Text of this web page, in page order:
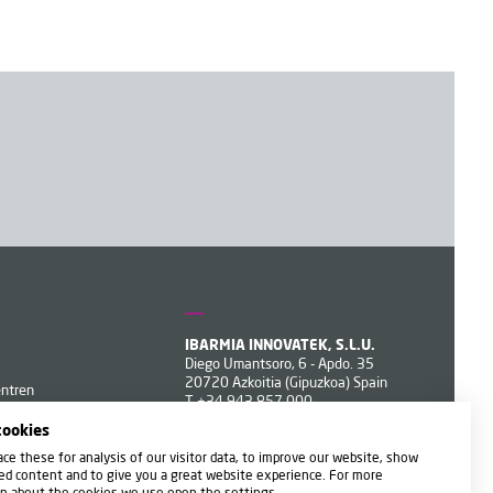
IBARMIA INNOVATEK, S.L.U.
Diego Umantsoro, 6 - Apdo. 35
20720 Azkoitia (Gipuzkoa) Spain
T+34 943 857 000
these for analysis of our visitor data, to improve our website, show
content and to give you a great website experience. For more